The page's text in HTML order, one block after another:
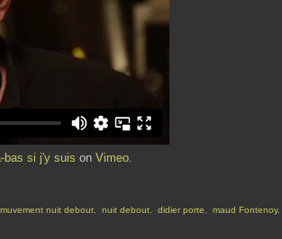
bas si j'y suis on Vimeo.
muvement nuit debout nuit debout didier porte maud Fontenoy,